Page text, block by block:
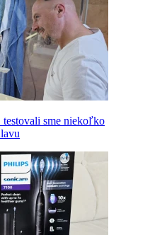
testovali sme niekoľko